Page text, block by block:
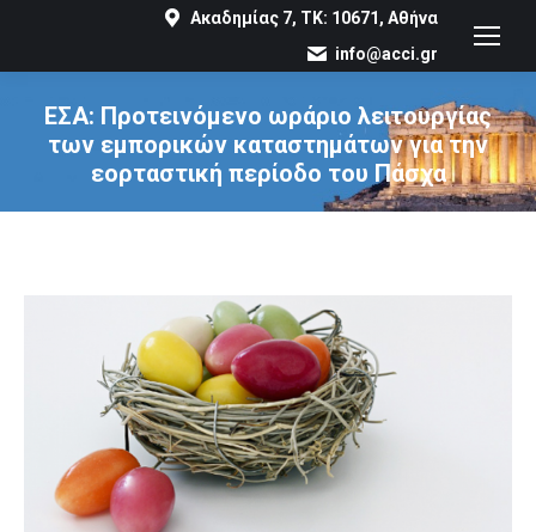
Ακαδημίας 7, ΤΚ: 10671, Αθήνα
info@acci.gr
ΕΣΑ: Προτεινόμενο ωράριο λειτουργίας
των εμπορικών καταστημάτων για την
εορταστική περίοδο του Πάσχα
You are here: